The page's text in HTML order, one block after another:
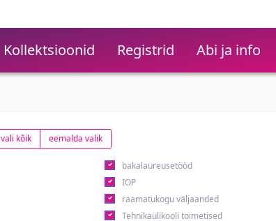
Kollektsioonid Registrid Abi ja info
vali kõik eemalda valik
bakalaureusetööd
IOP
raamatukogu väljaanded
Tehnikaülikooli toimetised